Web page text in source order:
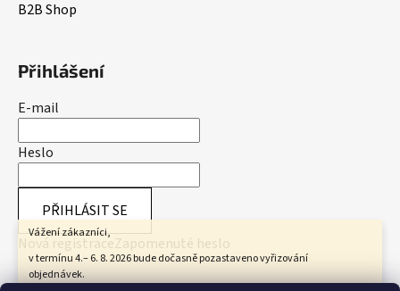
Vážení zákazníci,
v termínu 4.– 6. 8. 2026 bude dočasně pozastaveno vyřizování
objednávek.
B2B Shop
Přihlášení
E-mail
Heslo
PŘIHLÁSIT SE
Nová registraceZapomenuté heslo